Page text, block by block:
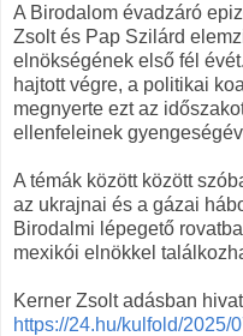
A Birodalom évadzáró
Zsolt és Pap Szilárd
elnökségének első fél
hajtott végre, a politikai
megnyerte ezt az
ellenfeleinek
A témák között között
az ukrajnai és a gázai
Birodalmi lépegető
mexikói elnökkel
Kerner Zsolt adásban
https://24.hu/kulfold/2025/